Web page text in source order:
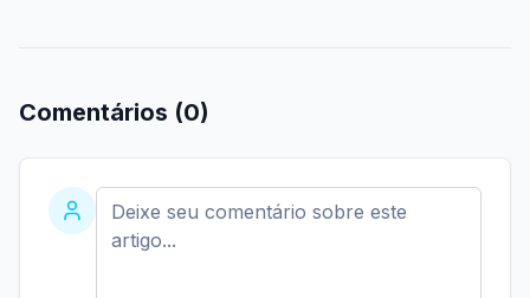
Comentários (0)